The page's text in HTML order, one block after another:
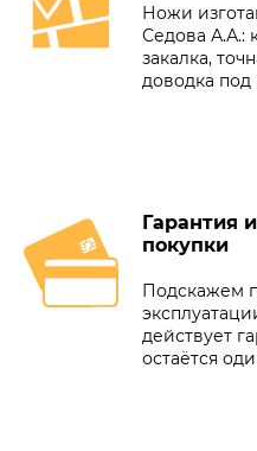
Ножи
Седова А.А.:
закалка,
доводка под
Гарантия
покупки
Подскажем
действует
остаётся